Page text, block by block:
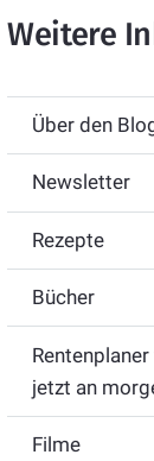
Weitere
Über den
Newsletter
Rezepte
Bücher
jetzt an
Filme